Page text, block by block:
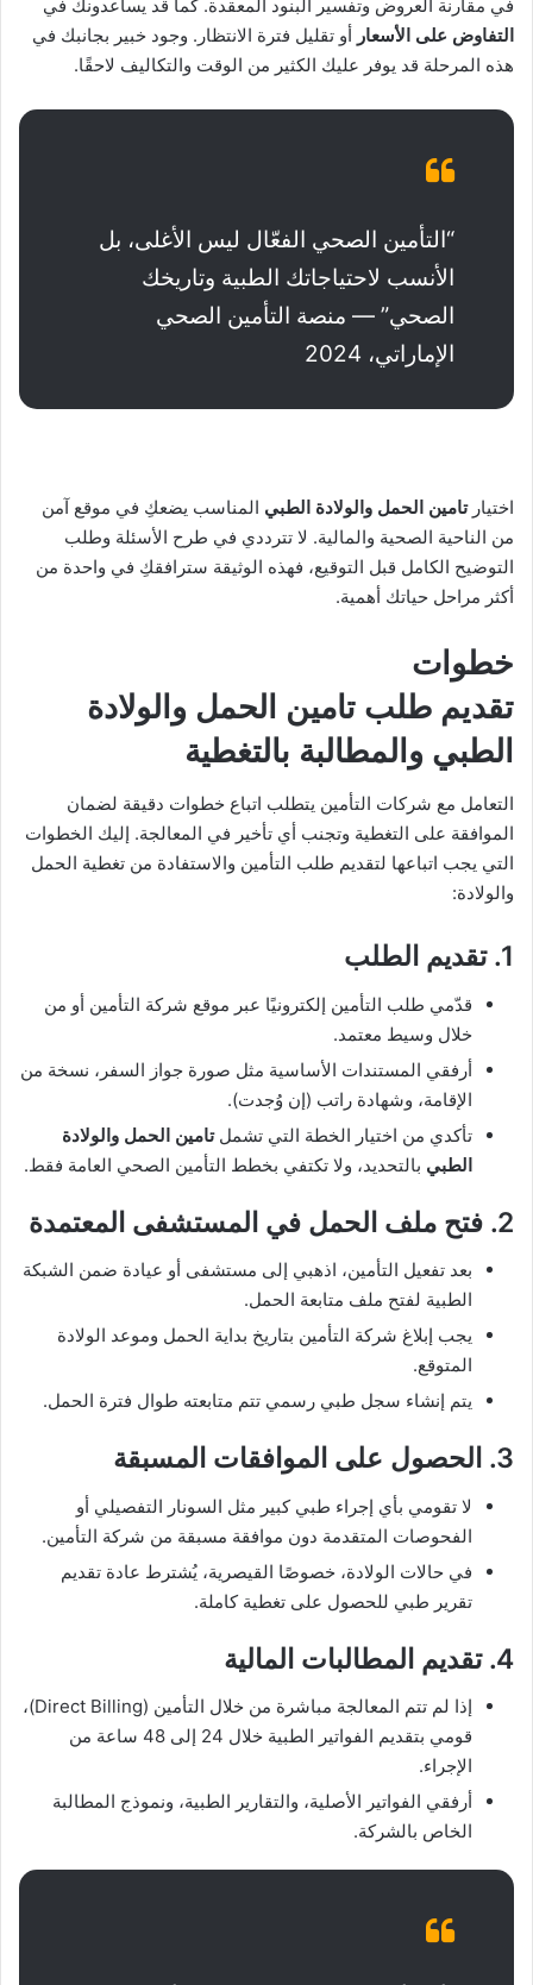
في مقارنة العروض وتفسير البنود المعقدة. كما قد يساعدونك في
التفاوض على الأسعار أو تقليل فترة الانتظار. وجود خبير بجانبك في
هذه المرحلة قد يوفر عليك الكثير من الوقت والتكاليف لاحقًا.
“التأمين الصحي الفعّال ليس الأغلى، بل
الأنسب لاحتياجاتك الطبية وتاريخك
الصحي” — منصة التأمين الصحي
الإماراتي، 2024
اختيارتامين الحمل والولادة الطبي المناسب يضعكِ في موقع آمن
من الناحية الصحية والمالية. لا تترددي في طرح الأسئلة وطلب
التوضيح الكامل قبل التوقيع، فهذه الوثيقة سترافقكِ في واحدة من
أكثر مراحل حياتك أهمية.
خطوات
تقديم طلب تامين الحمل والولادة
الطبي والمطالبة بالتغطية
التعامل مع شركات التأمين يتطلب اتباع خطوات دقيقة لضمان
الموافقة على التغطية وتجنب أي تأخير في المعالجة. إليك الخطوات
التي يجب اتباعها لتقديم طلب التأمين والاستفادة من تغطية الحمل
والولادة:
1. تقديم الطلب
قدّمي طلب التأمين إلكترونيًا عبر موقع شركة التأمين أو من
خلال وسيط معتمد.
أرفقي المستندات الأساسية مثل صورة جواز السفر، نسخة من
الإقامة، وشهادة راتب (إن وُجدت).
تأكدي من اختيار الخطة التي تشملتامين الحمل والولادة
الطبي بالتحديد، ولا تكتفي بخطط التأمين الصحي العامة فقط.
2. فتح ملف الحمل في المستشفى المعتمدة
بعد تفعيل التأمين، اذهبي إلى مستشفى أو عيادة ضمن الشبكة
الطبية لفتح ملف متابعة الحمل.
يجب إبلاغ شركة التأمين بتاريخ بداية الحمل وموعد الولادة
المتوقع.
يتم إنشاء سجل طبي رسمي تتم متابعته طوال فترة الحمل.
3. الحصول على الموافقات المسبقة
لا تقومي بأي إجراء طبي كبير مثل السونار التفصيلي أو
الفحوصات المتقدمة دون موافقة مسبقة من شركة التأمين.
في حالات الولادة، خصوصًا القيصرية، يُشترط عادة تقديم
تقرير طبي للحصول على تغطية كاملة.
4. تقديم المطالبات المالية
إذا لم تتم المعالجة مباشرة من خلال التأمين (Direct Billing)،
قومي بتقديم الفواتير الطبية خلال 24 إلى 48 ساعة من
الإجراء.
أرفقي الفواتير الأصلية، والتقارير الطبية، ونموذج المطالبة
الخاص بالشركة.